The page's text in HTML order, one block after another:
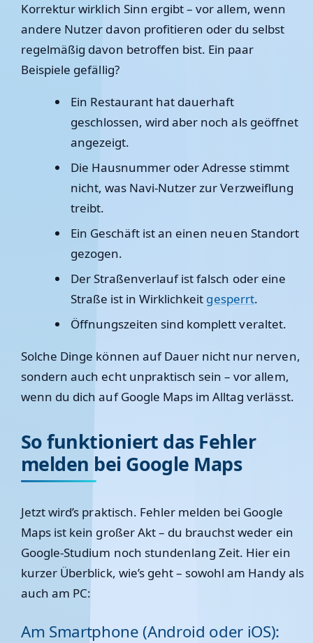
Korrektur wirklich Sinn ergibt – vor allem, wenn
andere Nutzer davon profitieren oder du selbst
regelmäßig davon betroffen bist. Ein paar
Beispiele gefällig?
Ein Restaurant hat dauerhaft
geschlossen, wird aber noch als geöffnet
angezeigt.
Die Hausnummer oder Adresse stimmt
nicht, was Navi-Nutzer zur Verzweiflung
treibt.
Ein Geschäft ist an einen neuen Standort
gezogen.
Der Straßenverlauf ist falsch oder eine
Straße ist in Wirklichkeit gesperrt.
Öffnungszeiten sind komplett veraltet.
Solche Dinge können auf Dauer nicht nur nerven,
sondern auch echt unpraktisch sein – vor allem,
wenn du dich auf Google Maps im Alltag verlässt.
So funktioniert das Fehler
melden bei Google Maps
Jetzt wird’s praktisch. Fehler melden bei Google
Maps ist kein großer Akt – du brauchst weder ein
Google-Studium noch stundenlang Zeit. Hier ein
kurzer Überblick, wie’s geht – sowohl am Handy als
auch am PC:
Am Smartphone (Android oder iOS):